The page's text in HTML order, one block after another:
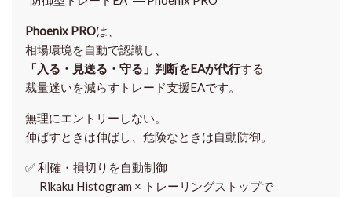
Phoenix PROは、
相場環境を自動で認識し、
「入る・見送る・守る」判断をEAが代行する
裁量迷いを減らすトレード支援EAです。
無理にエントリーしない。
伸ばすときは伸ばし、危険なときは自動防御。
✅利確・損切りを自動制御
Rikaku Histogram × トレーリングストップで